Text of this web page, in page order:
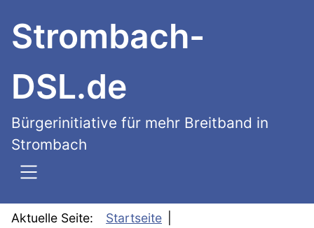
SKIP TO MAIN CONTENT
Strombach-
DSL.de
Bürgerinitiative für mehr Breitband in
Strombach
Aktuelle Seite:
Startseite